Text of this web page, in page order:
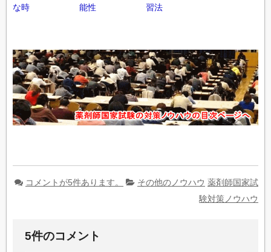
な時
能性
習法
コメントが5件あります。 その他のノウハウ 薬剤師国家試
験対策ノウハウ
5件のコメント